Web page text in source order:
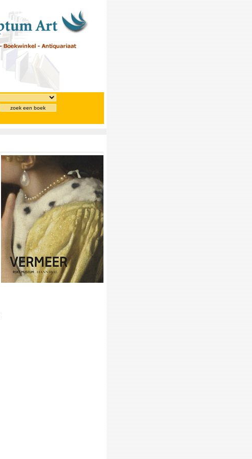
zoek een boek